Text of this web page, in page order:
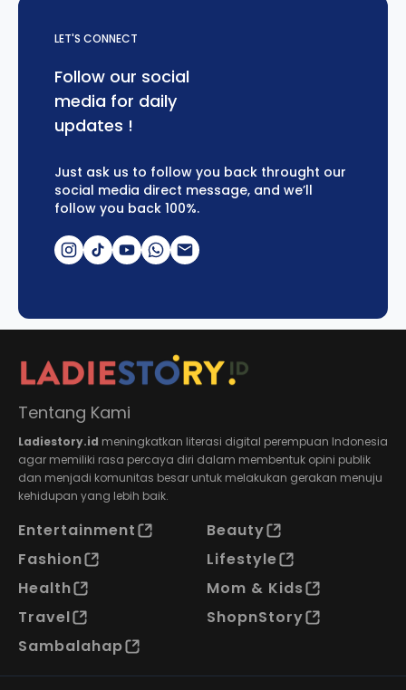
LET'S CONNECT
Follow our social
media for daily
updates !
Just ask us to follow you back throught our
social media direct message, and we’ll
follow you back 100%.
Tentang Kami
Ladiestory.id meningkatkan literasi digital perempuan Indonesia
agar memiliki rasa percaya diri dalam membentuk opini publik
dan menjadi komunitas besar untuk melakukan gerakan menuju
kehidupan yang lebih baik.
Entertainment
Beauty
Fashion
Lifestyle
Health
Mom & Kids
Travel
ShopnStory
Sambalahap